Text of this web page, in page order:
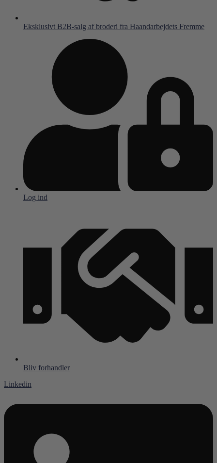
Eksklusivt B2B-salg af broderi fra Haandarbejdets Fremme
Log ind
Bliv forhandler
Linkedin